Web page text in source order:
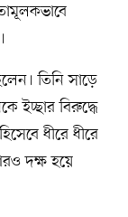
তিনি সাড়ে
ইচ্ছার বিরুদ্ধে
ধীরে ধীরে
দক্ষ হয়ে